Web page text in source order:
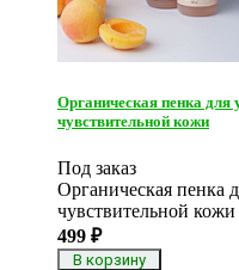
Органическая пенка для
чувствительной кожи
Под заказ
Органическая пенка
чувствительной кожи
499 ₽